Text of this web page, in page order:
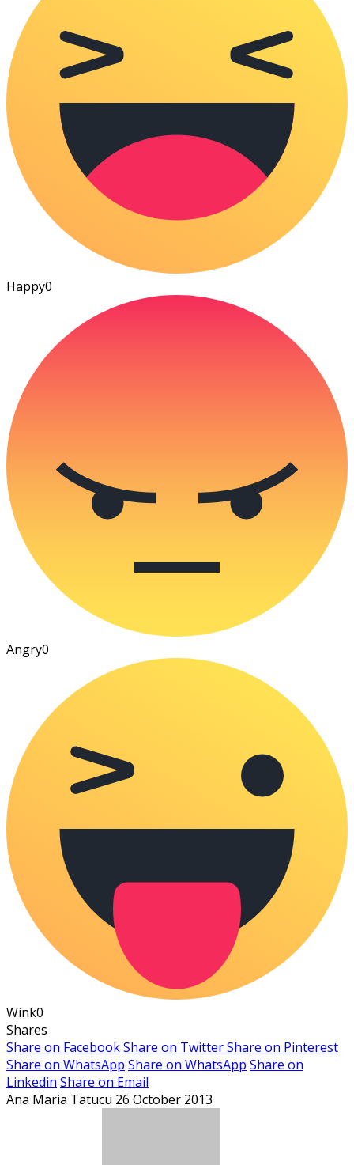
Happy0
Angry0
Wink0
Shares
Share on FacebookShare on TwitterShare on Pinterest
Share on WhatsApp Share on WhatsApp Share on
Linkedin Share on Email
Ana Maria Tatucu 26 October 2013